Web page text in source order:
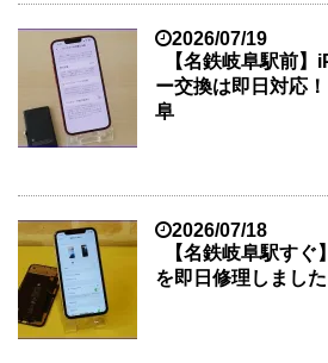
2026/07/19
【名鉄岐阜駅前
ー交換は即日対応
阜
2026/07/18
【名鉄岐阜駅す
を即日修理しました